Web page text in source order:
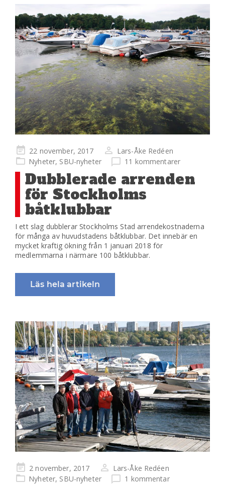
Publicerad
på
22 november, 2017
Lars-Åke Redéen
Nyheter, SBU-nyheter 11 kommentarer
Dubblerade arrenden
för Stockholms
båtklubbar
I ett slag dubblerar Stockholms Stad arrendekostnaderna
för många av huvudstadens båtklubbar. Det innebär en
mycket kraftig ökning från 1 januari 2018 för
medlemmarna i närmare 100 båtklubbar.
Läs hela artikeln
Publicerad
på
2 november, 2017
Lars-Åke Redéen
Nyheter, SBU-nyheter 1 kommentar